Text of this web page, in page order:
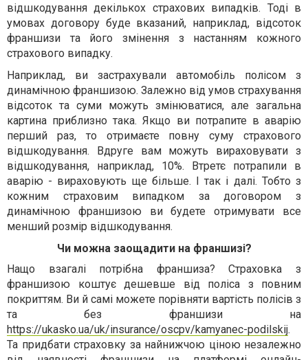
відшкодування декількох страхових випадків. Тоді в
умовах договору буде вказаний, наприклад, відсоток
франшизи та його змінення з настанням кожного
страхового випадку.
Наприклад, ви застрахували автомобіль полісом з
динамічною франшизою. Залежно від умов страхування
відсоток та суми можуть змінюватися, але загальна
картина приблизно така. Якщо ви потрапите в аварію
перший раз, то отримаєте повну суму страхового
відшкодування. Вдруге вам можуть вираховувати з
відшкодування, наприклад, 10%. Втретє потрапили в
аварію - вираховують ще більше. І так і далі. Тобто з
кожним страховим випадком за договором з
динамічною франшизою ви будете отримувати все
менший розмір відшкодування.
Чи можна заощадити на франшизі?
Нащо взагалі потрібна франшиза? Страховка з
франшизою коштує дешевше від поліса з повним
покриттям. Ви й самі можете порівняти вартість полісів з
та без франшизи на
https://ukasko.ua/uk/insurance/oscpv/kamyanec-podilskij.
Та придбати страховку за найнижчою ціною незалежно